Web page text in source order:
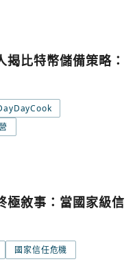
比特幣儲備策略：
極敘事：當國家級信
國家信任危機